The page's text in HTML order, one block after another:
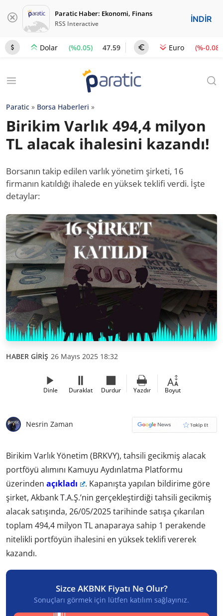
Paratic Haber: Ekonomi, Finans
RSS Interactive İNDİR
Dolar (%0.05) 47.59 Euro (%-0.08)
Paratic » Borsa Haberleri »
Birikim Varlık 494,4 milyon
TL alacak ihalesini kazandı!
Borsanın takip edilen varlık yönetim şirketi, 16
firmanın katıldığı ihalede en yüksek teklifi verdi. İşte
detaylar:
HABER GİRİŞ 26 Mayıs 2025 18:32
Dinle Duraklat Durdur Yazdır Boyut
Nesrin Zaman
Birikim Varlık Yönetim (BRKVY), tahsili gecikmiş alacak
portföyü alımını Kamuyu Aydınlatma Platformu
üzerinden açıkladı
. Kapanışta yapılan bildirime göre
şirket, Akbank T.A.Ş.’nin gerçekleştirdiği tahsili gecikmiş
alacak satışında, 26/05/2025 tarihinde satışa çıkarılan
toplam 494,4 milyon TL anaparaya sahip 1 perakende
nitelikli portföyün ihalesini en yüksek teklifi vererek
kazandı.
Sizce AKBNK Fiyatı Ne Olur?
Sonuçları görmek için lütfen katılım sağlayınız.